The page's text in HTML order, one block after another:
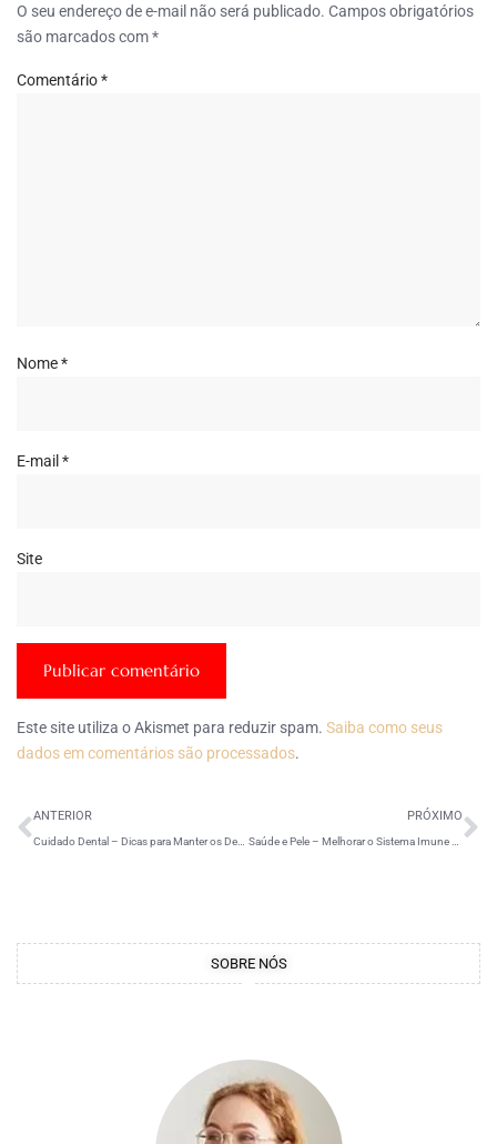
O seu endereço de e-mail não será publicado. Campos obrigatórios
são marcados com*
Comentário*
Nome*
E-mail *
Site
Este site utiliza o Akismet para reduzir spam. Saiba como seus
dados em comentários são processados.
ANTERIOR PRÓXIMO
SOBRE NÓS